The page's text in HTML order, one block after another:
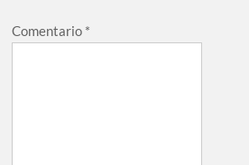
Comentario *